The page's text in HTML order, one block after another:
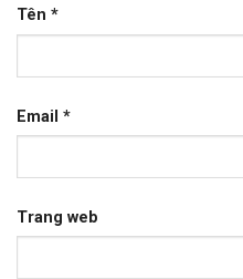
Tên *
Email *
Trang web